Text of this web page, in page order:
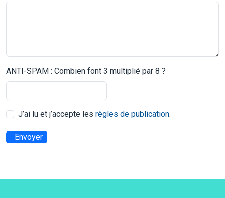
ANTI-SPAM : Combien font 3 multiplié par 8 ?
J’ai lu et j’accepte les règles de publication.
Envoyer